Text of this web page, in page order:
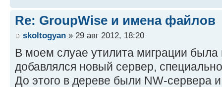
Re: GroupWise и имена файлов
skoltogyan » 29 авг 2012, 18:20
В моем слуае утилита миграции
добавлялся новый сервер,
До этого в дереве были NW-сервера